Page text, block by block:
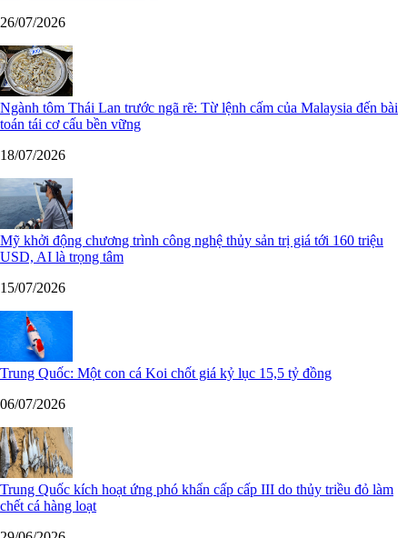
26/07/2026
Ngành tôm Thái Lan trước ngã rẽ: Từ lệnh cấm của Malaysia đến bài
toán tái cơ cấu bền vững
18/07/2026
Mỹ khởi động chương trình công nghệ thủy sản trị giá tới 160 triệu
USD, AI là trọng tâm
15/07/2026
Trung Quốc: Một con cá Koi chốt giá kỷ lục 15,5 tỷ đồng
06/07/2026
Trung Quốc kích hoạt ứng phó khẩn cấp cấp III do thủy triều đỏ làm
chết cá hàng loạt